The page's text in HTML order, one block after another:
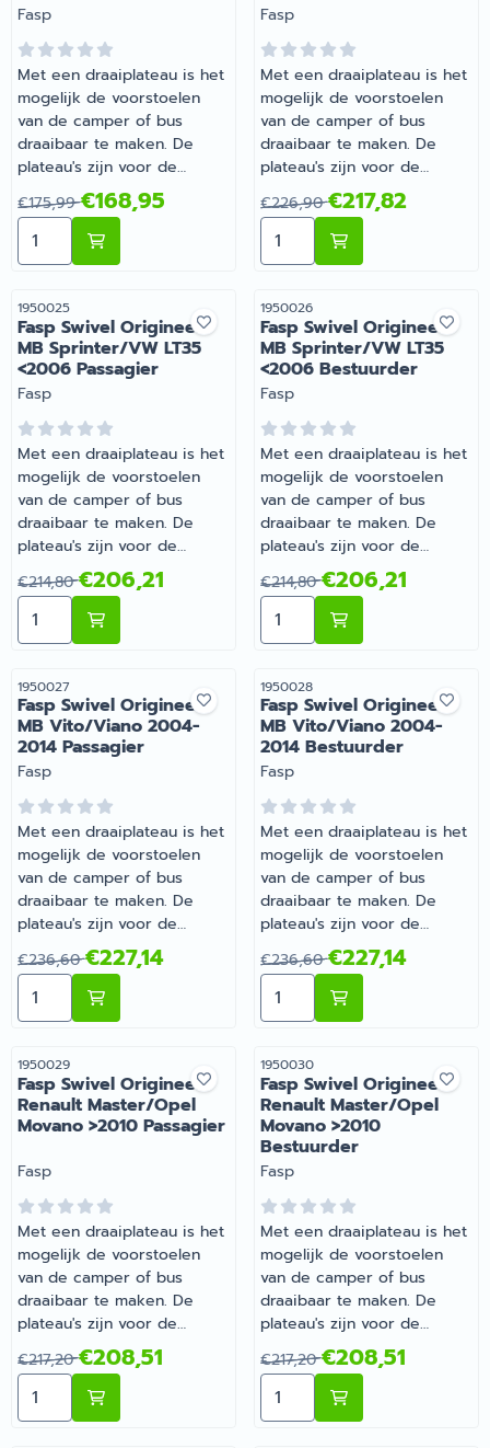
Merk:
Fasp
Met een draaiplateau is het
mogelijk de voorstoelen
van de camper of bus
draaibaar te maken. De
plateau's zijn voor de
originele stoelen van de
camper of bus, met
uitzondering van de
universele plateau's.
Van 175,99 voor 168,95
€175,99€168,95
Aantal kiezen voor Fasp Swivel Origineel Fiat Ducato
Merk:
Fasp
Met een draaiplateau is het
mogelijk de voorstoelen
van de camper of bus
draaibaar te maken. De
plateau's zijn voor de
originele stoelen van de
camper of bus, met
uitzondering van de
universele plateau's.
Van 226,90 voor 217,82
€226,90€217,82
Aantal kiezen voor Fasp
Artikelnummer
1950025
Fasp Swivel Origineel
MB Sprinter/VW LT35
<2006 Passagier
Merk:
Fasp
Met een draaiplateau is het
mogelijk de voorstoelen
van de camper of bus
draaibaar te maken. De
plateau's zijn voor de
originele stoelen van de
camper of bus, met
uitzondering van de
universele plateau's.
Van 214,80 voor 206,21
€214,80€206,21
Aantal kiezen voor Fasp Swivel Origineel MB Sprinter/
Artikelnummer
1950026
Fasp Swivel Origineel
MB Sprinter/VW LT35
<2006 Bestuurder
Merk:
Fasp
Met een draaiplateau is het
mogelijk de voorstoelen
van de camper of bus
draaibaar te maken. De
plateau's zijn voor de
originele stoelen van de
camper of bus, met
uitzondering van de
universele plateau's. | Fasp
Sprinter/VW LT35 <2006
Bestuurder | Artikelnummer
1950026
Van 214,80 voor 206,21
€214,80€206,21
Aantal kiezen voor Fasp
Artikelnummer
1950027
Fasp Swivel Origineel
MB Vito/Viano 2004-
2014 Passagier
Merk:
Fasp
Met een draaiplateau is het
mogelijk de voorstoelen
van de camper of bus
draaibaar te maken. De
plateau's zijn voor de
originele stoelen van de
camper of bus, met
uitzondering van de
universele plateau's. | Fasp
Vito/Viano 2004-2014
Passagier | Artikelnummer
1950027
Van 236,60 voor 227,14
€236,60€227,14
Aantal kiezen voor Fasp Swivel Origineel MB Vito/
Artikelnummer
1950028
Fasp Swivel Origineel
MB Vito/Viano 2004-
2014 Bestuurder
Merk:
Fasp
Met een draaiplateau is het
mogelijk de voorstoelen
van de camper of bus
draaibaar te maken. De
plateau's zijn voor de
originele stoelen van de
camper of bus, met
uitzondering van de
universele plateau's. | Fasp
Vito/Viano 2004-2014
Bestuurder | Artikelnummer
1950028
Van 236,60 voor 227,14
€236,60€227,14
Aantal kiezen voor Fasp
Artikelnummer
1950029
Fasp Swivel Origineel
Renault Master/Opel
Movano >2010 Passagier
Merk:
Fasp
Met een draaiplateau is het
mogelijk de voorstoelen
van de camper of bus
draaibaar te maken. De
plateau's zijn voor de
originele stoelen van de
camper of bus, met
uitzondering van de
universele plateau's.
Van 217,20 voor 208,51
€217,20€208,51
Aantal kiezen voor Fasp Swivel Origineel Renault
Artikelnummer
1950030
Fasp Swivel Origineel
Renault Master/Opel
Movano >2010
Bestuurder
Merk:
Fasp
Met een draaiplateau is het
mogelijk de voorstoelen
van de camper of bus
draaibaar te maken. De
plateau's zijn voor de
originele stoelen van de
camper of bus, met
uitzondering van de
universele plateau's.
Van 217,20 voor 208,51
€217,20€208,51
Aantal kiezen voor Fasp